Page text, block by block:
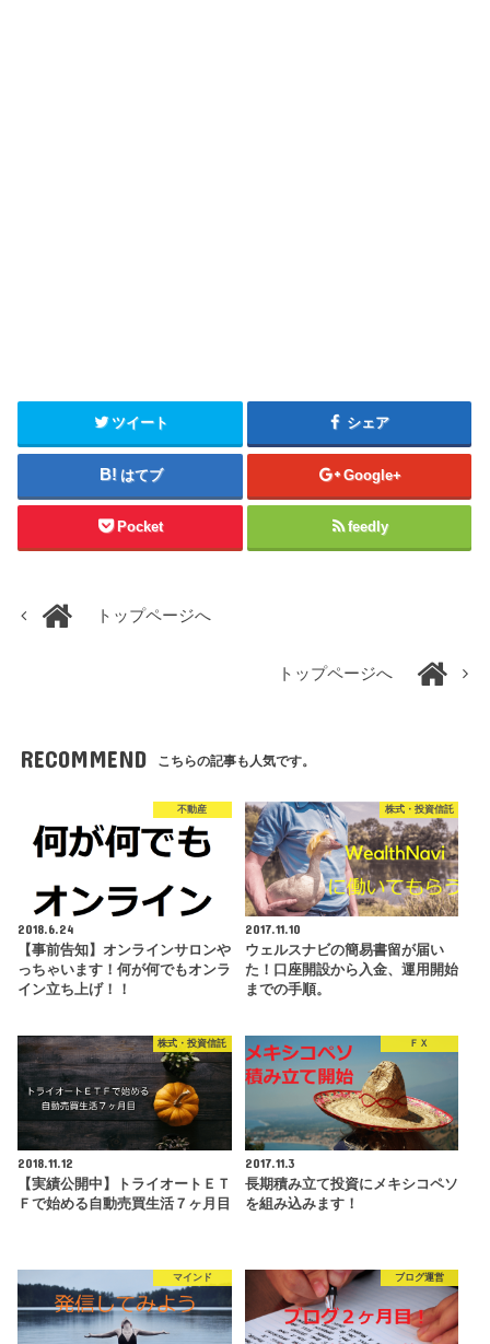
ツイート シェア
はてブ Google+
Pocket feedly
トップページへ
トップページへ
RECOMMEND こちらの記事も人気です。
不動産
2018.6.24
【事前告知】オンラインサロンや
っちゃいます！何が何でもオンラ
イン立ち上げ！！
株式・投資信託
2017.11.10
ウェルスナビの簡易書留が届い
た！口座開設から入金、運用開始
までの手順。
株式・投資信託
2018.11.12
【実績公開中】トライオートＥＴ
Ｆで始める自動売買生活７ヶ月目
ＦＸ
2017.11.3
長期積み立て投資にメキシコペソ
を組み込みます！
マインド ブログ運営